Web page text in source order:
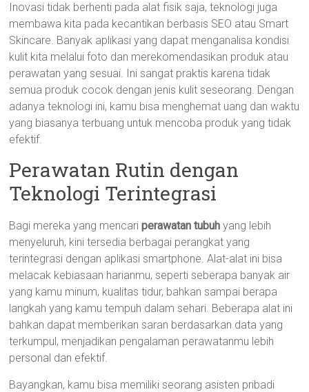
Inovasi tidak berhenti pada alat fisik saja, teknologi juga
membawa kita pada kecantikan berbasis SEO atau Smart
Skincare. Banyak aplikasi yang dapat menganalisa kondisi
kulit kita melalui foto dan merekomendasikan produk atau
perawatan yang sesuai. Ini sangat praktis karena tidak
semua produk cocok dengan jenis kulit seseorang. Dengan
adanya teknologi ini, kamu bisa menghemat uang dan waktu
yang biasanya terbuang untuk mencoba produk yang tidak
efektif.
Perawatan Rutin dengan
Teknologi Terintegrasi
Bagi mereka yang mencariperawatan tubuh yang lebih
menyeluruh, kini tersedia berbagai perangkat yang
terintegrasi dengan aplikasi smartphone. Alat-alat ini bisa
melacak kebiasaan harianmu, seperti seberapa banyak air
yang kamu minum, kualitas tidur, bahkan sampai berapa
langkah yang kamu tempuh dalam sehari. Beberapa alat ini
bahkan dapat memberikan saran berdasarkan data yang
terkumpul, menjadikan pengalaman perawatanmu lebih
personal dan efektif.
Bayangkan, kamu bisa memiliki seorang asisten pribadi